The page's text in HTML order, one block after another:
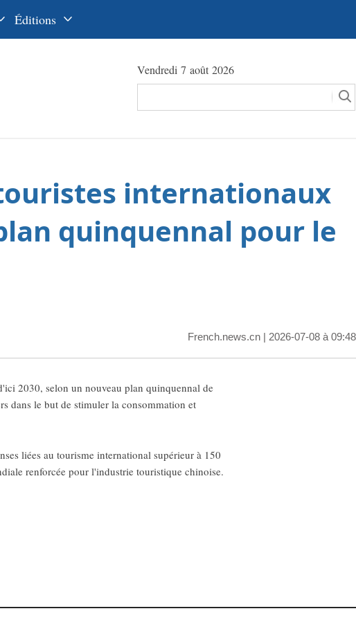
Éditions
عربي
日本語
Vendredi 7 août 2026
internationaux
quinquennal pour le
French.news.cn | 2026-07-08 à 09:48
2030, selon un nouveau plan quinquennal de
dans le but de stimuler la consommation et
liées au tourisme international supérieur à 150
renforcée pour l'industrie touristique chinoise.